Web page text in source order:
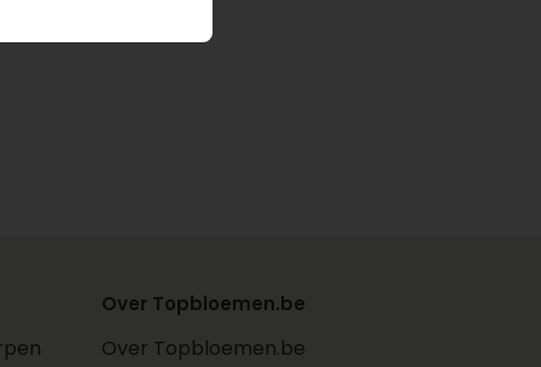
Over Topbloemen.be
Over Topbloemen.be